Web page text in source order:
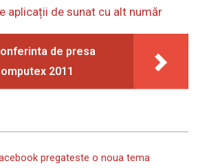
aplicații de sunat cu alt număr
de presa
2011
pregateste o noua tema